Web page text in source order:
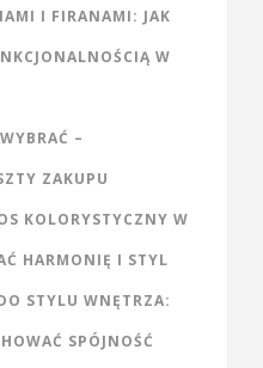
I FIRANAMI: JAK
W
–
ZAKUPU
KOLORYSTYCZNY W
HARMONIĘ I STYL
STYLU WNĘTRZA:
SPÓJNOŚĆ